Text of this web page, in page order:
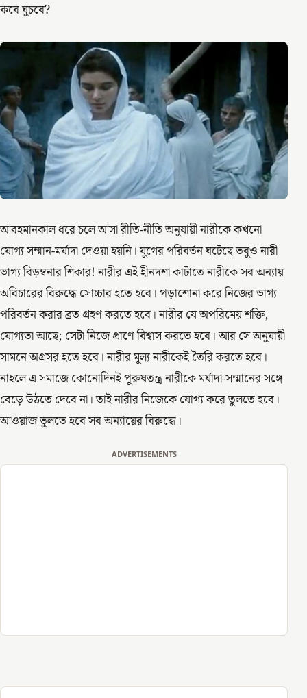
কবে ঘুচবে?
আবহমানকাল ধরে চলে আসা রীতি-নীতি অনুযায়ী নারীকে কখনো
যোগ্য সম্মান-মর্যাদা দেওয়া হয়নি। যুগের পরিবর্তন ঘটেছে তবুও নারী
ভাগ্য বিড়ম্বনার শিকার! নারীর এই হীনদশা কাটাতে নারীকে সব অন্যায়
অবিচারের বিরুদ্ধে সোচ্চার হতে হবে। পড়াশোনা করে নিজের ভাগ্য
পরিবর্তন করার ব্রত গ্রহণ করতে হবে। নারীর যে অপরিমেয় শক্তি,
যোগ্যতা আছে; সেটা নিজে প্রাণে বিশ্বাস করতে হবে। আর সে অনুযায়ী
সামনে অগ্রসর হতে হবে। নারীর মূল্য নারীকেই তৈরি করতে হবে।
নাহলে এ সমাজে কোনোদিনই পুরুষতন্ত্র নারীকে মর্যাদা-সম্মানের সঙ্গে
বেড়ে উঠতে দেবে না। তাই নারীর নিজেকে যোগ্য করে তুলতে হবে।
আওয়াজ তুলতে হবে সব অন্যায়ের বিরুদ্ধে।
ADVERTISEMENTS